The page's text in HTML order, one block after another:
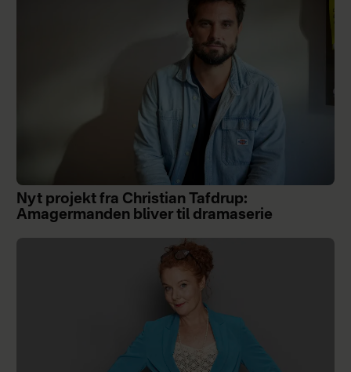
Nyt projekt fra Christian Tafdrup:
Amagermanden bliver til dramaserie